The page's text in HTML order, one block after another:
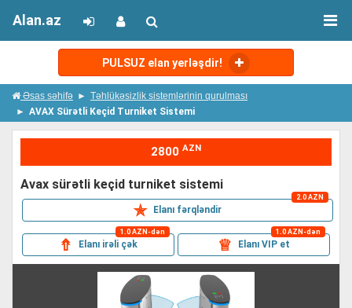
PULSUZ elan yerləşdir!
Alan.az
Əsas səhifə
Təhlükəsizlik sistemlərinin qurulması
AVAX Sürətli Keçid Turniket Sistemi
2800 AZN
avax sürətli keçid turniket sistemi
✯ Elanı fərqləndir
2.0 AZN
⇮ Elanı irəli çək
1.0 AZN-dən
♕ Elanı VIP et
1.0 AZN-dən